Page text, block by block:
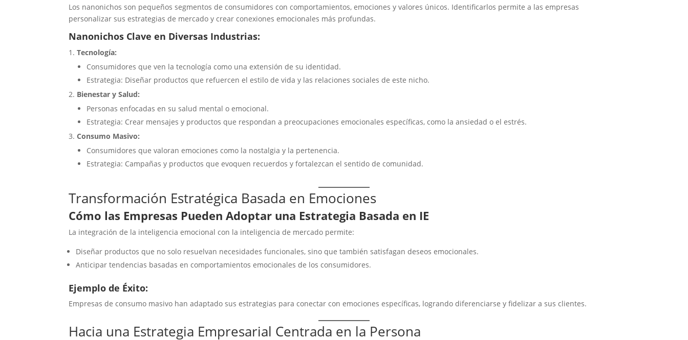
Los nanonichos son pequeños segmentos de consumidores con comportamientos, emociones y valores únicos. Identificarlos permite a las empresas
personalizar sus estrategias de mercado y crear conexiones emocionales más profundas.
Nanonichos Clave en Diversas Industrias:
Tecnología:
Consumidores que ven la tecnología como una extensión de su identidad.
Estrategia: Diseñar productos que refuercen el estilo de vida y las relaciones sociales de este nicho.
Bienestar y Salud:
Personas enfocadas en su salud mental o emocional.
Estrategia: Crear mensajes y productos que respondan a preocupaciones emocionales específicas, como la ansiedad o el estrés.
Consumo Masivo:
Consumidores que valoran emociones como la nostalgia y la pertenencia.
Estrategia: Campañas y productos que evoquen recuerdos y fortalezcan el sentido de comunidad.
Transformación Estratégica Basada en Emociones
Cómo las Empresas Pueden Adoptar una Estrategia Basada en IE
La integración de la inteligencia emocional con la inteligencia de mercado permite:
Diseñar productos que no solo resuelvan necesidades funcionales, sino que también satisfagan deseos emocionales.
Anticipar tendencias basadas en comportamientos emocionales de los consumidores.
Ejemplo de Éxito:
Empresas de consumo masivo han adaptado sus estrategias para conectar con emociones específicas, logrando diferenciarse y fidelizar a sus clientes.
Hacia una Estrategia Empresarial Centrada en la Persona